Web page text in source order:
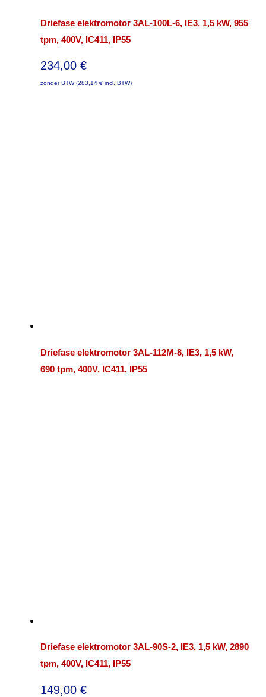
Driefase elektromotor 3AL-100L-6, IE3, 1,5 kW, 955
tpm, 400V, IC411, IP55
234,00 €
zonder BTW (283,14 € incl. BTW)
Driefase elektromotor 3AL-112M-8, IE3, 1,5 kW,
690 tpm, 400V, IC411, IP55
Driefase elektromotor 3AL-90S-2, IE3, 1,5 kW, 2890
tpm, 400V, IC411, IP55
149,00 €